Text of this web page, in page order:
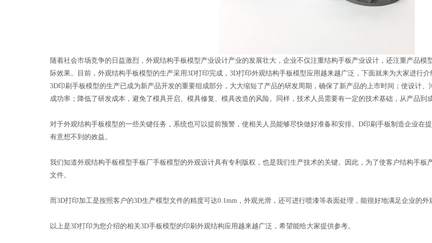
随着社会市场竞争的日益激烈，外观结构手板模型产业设计产业的发展壮大，企业不仅注重结构手板产业设计，还注重产品模
际效果。目前，外观结构手板模型的生产采用3D打印完成，3D打印外观结构手板模型应用越来越广泛，下面就来为大家进行介
3D印刷手板模型的生产已成为新产品开发的重要组成部分，大大缩短了产品的研发周期，确保了新产品的上市时间；使设计
成功率；降低了研发成本，避免了模具开启、模具修复、模具改造的风险。同样，技术人员需要有一定的技术基础，从产品到
对于外观结构手板模型的一些关键任务，系统也可以提前预警，使相关人员能够尽快做好准备和安排。D印刷手板制造企业在
有意想不到的效益。
我们知道外观结构手板模型手板厂手板模型的外观设计具有专利版权，也是我们生产技术的关键。因此，为了使客户结构手板
文件。
而3D打印加工是按照客户的3D生产模型文件的精度可达0.1mm，外观光滑，还可进行喷漆等表面处理，能很好地满足企业的外
以上是3D打印为您介绍的相关3D手板模型的印刷外观结构应用越来越广泛，希望能给大家提供参考。